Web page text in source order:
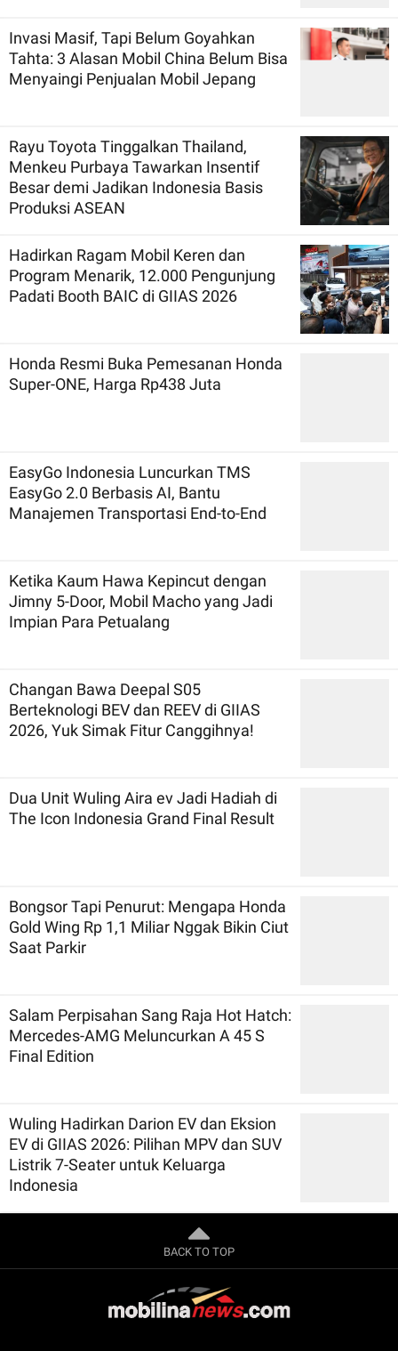
Invasi Masif, Tapi Belum Goyahkan
Tahta: 3 Alasan Mobil China Belum Bisa
Menyaingi Penjualan Mobil Jepang
Rayu Toyota Tinggalkan Thailand,
Menkeu Purbaya Tawarkan Insentif
Besar demi Jadikan Indonesia Basis
Produksi ASEAN
Hadirkan Ragam Mobil Keren dan
Program Menarik, 12.000 Pengunjung
Padati Booth BAIC di GIIAS 2026
Honda Resmi Buka Pemesanan Honda
Super-ONE, Harga Rp438 Juta
EasyGo Indonesia Luncurkan TMS
EasyGo 2.0 Berbasis AI, Bantu
Manajemen Transportasi End-to-End
Ketika Kaum Hawa Kepincut dengan
Jimny 5-Door, Mobil Macho yang Jadi
Impian Para Petualang
Changan Bawa Deepal S05
Berteknologi BEV dan REEV di GIIAS
2026, Yuk Simak Fitur Canggihnya!
Dua Unit Wuling Aira ev Jadi Hadiah di
The Icon Indonesia Grand Final Result
Bongsor Tapi Penurut: Mengapa Honda
Gold Wing Rp 1,1 Miliar Nggak Bikin Ciut
Saat Parkir
Salam Perpisahan Sang Raja Hot Hatch:
Mercedes-AMG Meluncurkan A 45 S
Final Edition
Wuling Hadirkan Darion EV dan Eksion
EV di GIIAS 2026: Pilihan MPV dan SUV
Listrik 7-Seater untuk Keluarga
Indonesia
BACK TO TOP